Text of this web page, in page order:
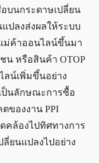
บนกระดาษเปลี่ยน
ปลงส่งผลให้ระบบ
ม่ค้าออนไลน์ขึ้นมา
น หรือสินค้า OTOP
น์เพิ่มขึ้นอย่าง
ป็นลักษณะการซื้อ
ของงาน PPI
คล้องไปทิศทางการ
ลี่ยนแปลงไปอย่าง